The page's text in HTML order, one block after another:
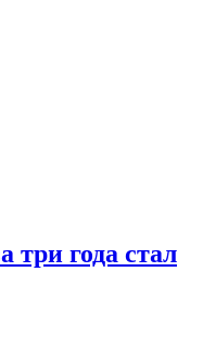
три года стал